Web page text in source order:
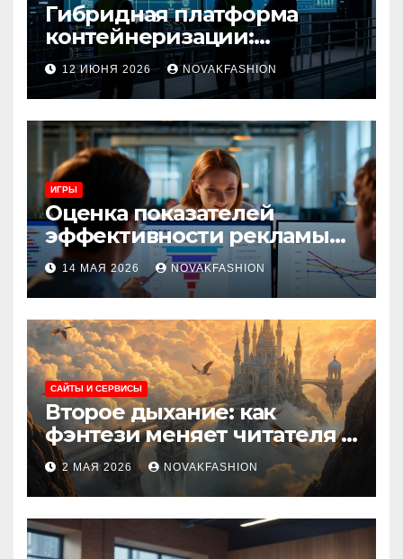
Гибридная платформа
контейнеризации:
архитектура, особенности
и сценарии использования
12 ИЮНЯ 2026 NOVAKFASHION
ИГРЫ
Оценка показателей
эффективности рекламы
при атрибуции
множественных точек
касания
14 МАЯ 2026 NOVAKFASHION
САЙТЫ И СЕРВИСЫ
Второе дыхание: как
фэнтези меняет читателя и
культуру
2 МАЯ 2026 NOVAKFASHION